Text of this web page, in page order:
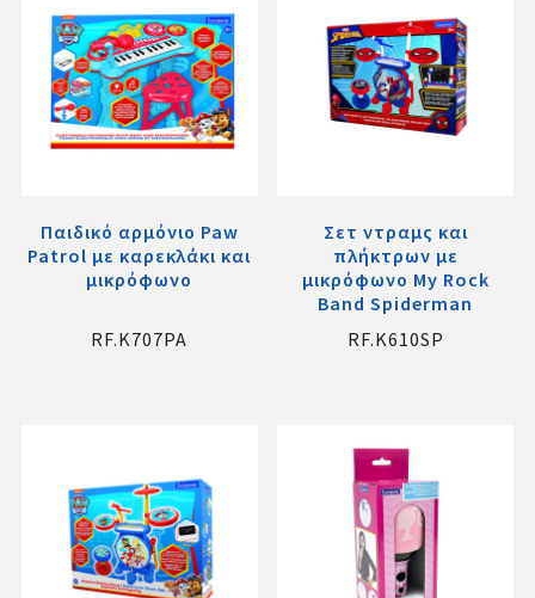
Παιδικό αρμόνιο Paw
Patrol με καρεκλάκι και
μικρόφωνο
RF.K707PA
Σετ ντραμς και
πλήκτρων με
μικρόφωνο My Rock
Band Spiderman
RF.K610SP